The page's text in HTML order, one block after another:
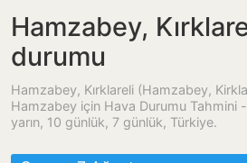
Hamzabey,
durumu
Hamzabey, Kırklareli (Hamzabey,
Hamzabey için Hava Durumu Tahmini
yarın, 10 günlük, 7 günlük, Türkiye.